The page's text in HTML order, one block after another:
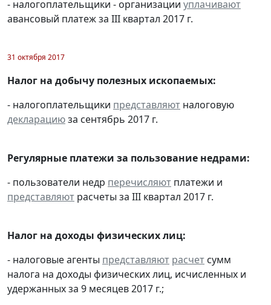
- налогоплательщики - организации уплачивают
авансовый платеж за III квартал 2017 г.
31 октября 2017
Налог на добычу полезных ископаемых:
- налогоплательщики представляют налоговую
декларациюза сентябрь 2017 г.
Регулярные платежи за пользование недрами:
- пользователи недр перечисляют платежи и
представляют расчеты за III квартал 2017 г.
Налог на доходы физических лиц:
- налоговые агенты представляют расчет сумм
налога на доходы физических лиц, исчисленных и
удержанных за 9 месяцев 2017 г.;